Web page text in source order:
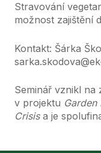
Stravování
možnost zajištění
Kontakt: Šárka
Seminář vznikl na
v projektu
Crisis a je